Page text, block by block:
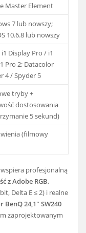
Master Element
7 lub nowszy;
10.6.8 lub nowszy
i1 Display Pro / i1
Pro 2; Datacolor
4 / Spyder 5
tryby +
dostosowania
5 sekund)
(filmowy
profesjonalną
z Adobe RGB,
Delta E ≤ 2) i realne
BenQ 24,1" SW240
zaprojektowanym